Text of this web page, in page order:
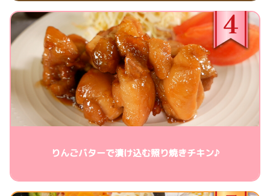
りんごバターで漬け込む照り焼きチキン♪